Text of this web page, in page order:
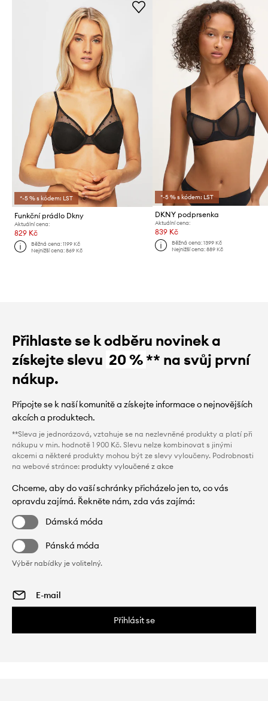
*-5 % s kódem: LST
Funkční prádlo Dkny
Aktuální cena:
829 Kč
Běžná cena:1199 Kč
Nejnižší cena:869 Kč
*-5 % s kódem: LST
DKNY podprsenka
Aktuální cena:
839 Kč
Běžná cena: 1399 Kč
Nejnižší cena: 889 Kč
Přihlaste se k odběru novinek a
získejte slevu 20 %** na svůj první
nákup.
Připojte se k naší komunitě a získejte informace o nejnovějších
akcích a produktech.
**Sleva je jednorázová, vztahuje se na nezlevněné produkty a platí při
nákupu v min. hodnotě 1 900 Kč. Slevu nelze kombinovat s jinými
akcemi a některé produkty mohou být ze slevy vyloučeny. Podrobnosti
na webové stránce: produkty vyloučené z akce
Chceme, aby do vaší schránky přicházelo jen to, co vás
opravdu zajímá. Řekněte nám, zda vás zajímá:
Dámská móda
Pánská móda
Výběr nabídky je volitelný.
Přihlásit se